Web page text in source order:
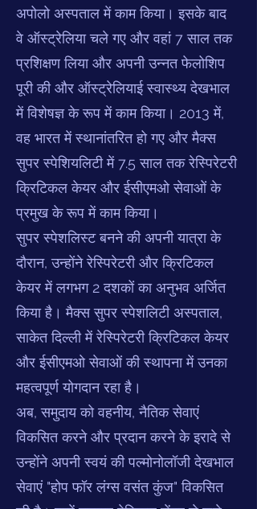
अपोलो अस्पताल में काम किया। इसके बाद
वे ऑस्ट्रेलिया चले गए और वहां 7 साल तक
प्रशिक्षण लिया और अपनी उन्नत फेलोशिप
पूरी की और ऑस्ट्रेलियाई स्वास्थ्य देखभाल
में विशेषज्ञ के रूप में काम किया। 2013 में,
वह भारत में स्थानांतरित हो गए और मैक्स
सुपर स्पेशियलिटी में 7.5 साल तक रेस्पिरेटरी
क्रिटिकल केयर और ईसीएमओ सेवाओं के
प्रमुख के रूप में काम किया।
सुपर स्पेशलिस्ट बनने की अपनी यात्रा के
दौरान, उन्होंने रेस्पिरेटरी और क्रिटिकल
केयर में लगभग 2 दशकों का अनुभव अर्जित
किया है। मैक्स सुपर स्पेशलिटी अस्पताल,
साकेत दिल्ली में रेस्पिरेटरी क्रिटिकल केयर
और ईसीएमओ सेवाओं की स्थापना में उनका
महत्वपूर्ण योगदान रहा है।
अब, समुदाय को वहनीय, नैतिक सेवाएं
विकसित करने और प्रदान करने के इरादे से
उन्होंने अपनी स्वयं की पल्मोनोलॉजी देखभाल
सेवाएं "होप फॉर लंग्स वसंत कुंज" विकसित